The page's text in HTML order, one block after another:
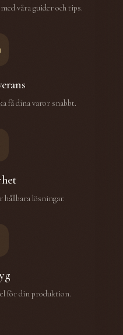
våra guider och tips.
få dina varor snabbt.
lösningar.
för din produktion.